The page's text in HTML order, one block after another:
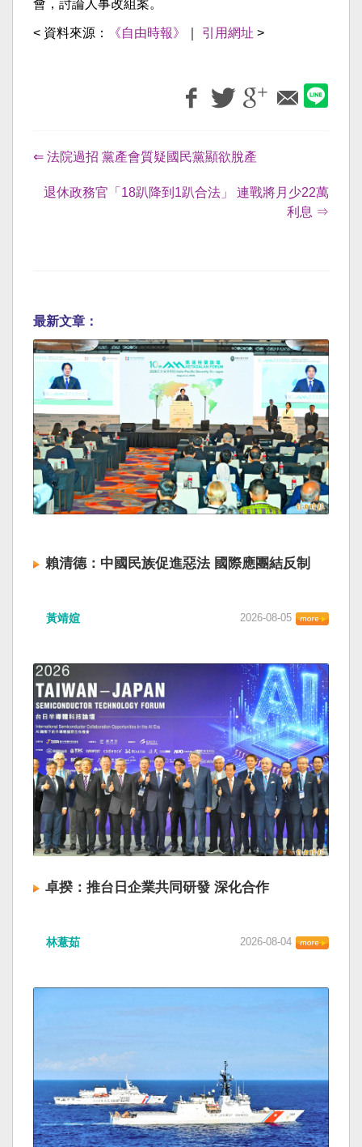
會，討論人事改組案。
< 資料來源： 《自由時報》 引用網址 >
⇐ 法院過招 黨產會質疑國民黨顯欲脫產
退休政務官「18趴降到1趴合法」 連戰將月少22萬
利息 ⇒
最新文章：
賴清德：中國民族促進惡法 國際應團結反制
黃靖媗 2026-08-05
卓揆：推台日企業共同研發 深化合作
林薏茹 2026-08-04